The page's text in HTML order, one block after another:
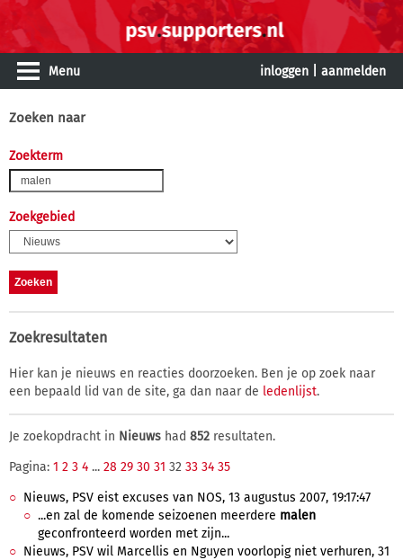
Menu inloggen aanmelden
Zoeken naar
Zoekterm
Zoekgebied
Zoekresultaten
Hier kan je nieuws en reacties doorzoeken. Ben je op zoek naar
een bepaald lid van de site, ga dan naar de ledenlijst.
Je zoekopdracht in Nieuws had 852 resultaten.
Pagina: 1 2 3 4 ... 28 29 30 31 32 33 34 35
Nieuws, PSV eist excuses van NOS, 13 augustus 2007, 19:17:47
...en zal de komende seizoenen meerdere malen
geconfronteerd worden met zijn...
Nieuws, PSV wil Marcellis en Nguyen voorlopig niet verhuren, 31